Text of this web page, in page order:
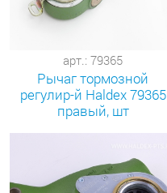
арт.: 79365
Рычаг тормозной
регулир-й Haldex 79365
правый, шт